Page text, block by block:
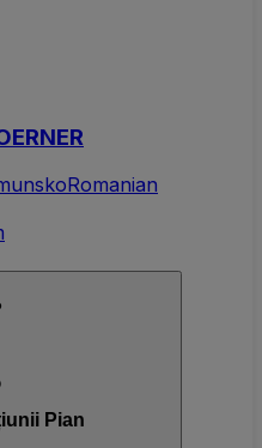
Romanian
Pian